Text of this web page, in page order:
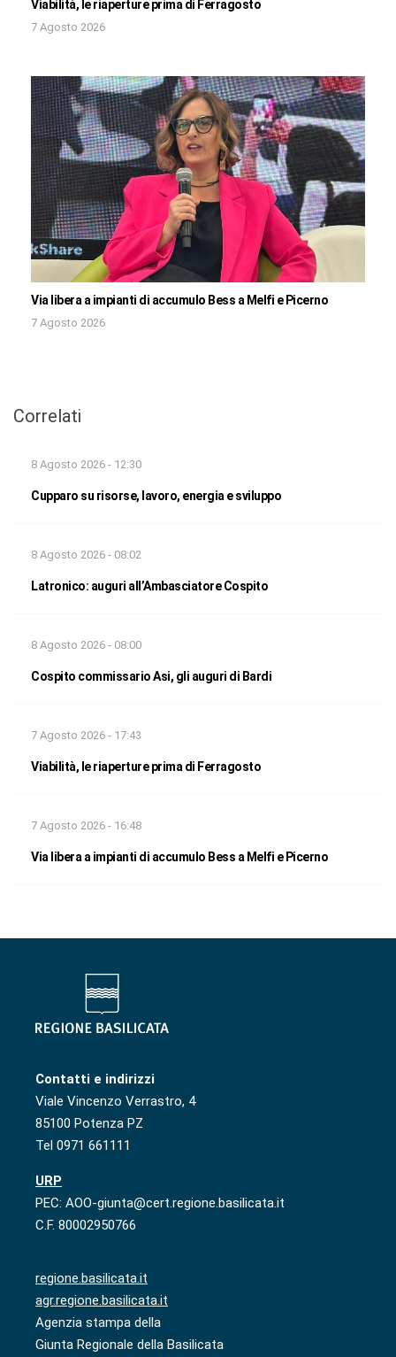
Viabilità, le riaperture prima di Ferragosto
7 Agosto 2026
Via libera a impianti di accumulo Bess a Melfi e Picerno
7 Agosto 2026
Correlati
8 Agosto 2026 - 12:30
Cupparo su risorse, lavoro, energia e sviluppo
8 Agosto 2026 - 08:02
Latronico: auguri all’Ambasciatore Cospito
8 Agosto 2026 - 08:00
Cospito commissario Asi, gli auguri di Bardi
7 Agosto 2026 - 17:43
Viabilità, le riaperture prima di Ferragosto
7 Agosto 2026 - 16:48
Via libera a impianti di accumulo Bess a Melfi e Picerno
Contatti e indirizzi
Viale Vincenzo Verrastro, 4
85100 Potenza PZ
Tel 0971 661111
URP
PEC: AOO-giunta@cert.regione.basilicata.it
C.F. 80002950766
regione.basilicata.it
agr.regione.basilicata.it
Agenzia stampa della
Giunta Regionale della Basilicata